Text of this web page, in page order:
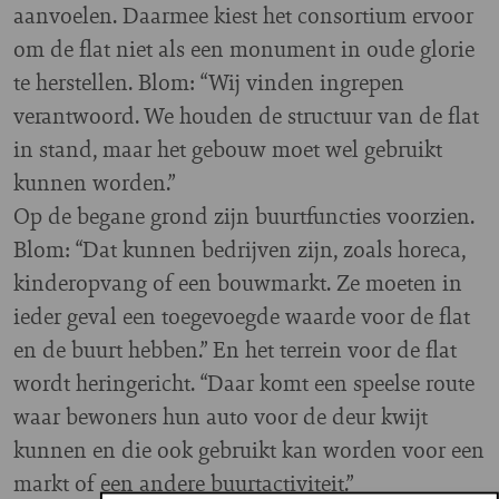
aanvoelen. Daarmee kiest het consortium ervoor
om de flat niet als een monument in oude glorie
te herstellen. Blom: “Wij vinden ingrepen
verantwoord. We houden de structuur van de flat
in stand, maar het gebouw moet wel gebruikt
kunnen worden.”
Op de begane grond zijn buurtfuncties voorzien.
Blom: “Dat kunnen bedrijven zijn, zoals horeca,
kinderopvang of een bouwmarkt. Ze moeten in
ieder geval een toegevoegde waarde voor de flat
en de buurt hebben.” En het terrein voor de flat
wordt heringericht. “Daar komt een speelse route
waar bewoners hun auto voor de deur kwijt
kunnen en die ook gebruikt kan worden voor een
markt of een andere buurtactiviteit.”